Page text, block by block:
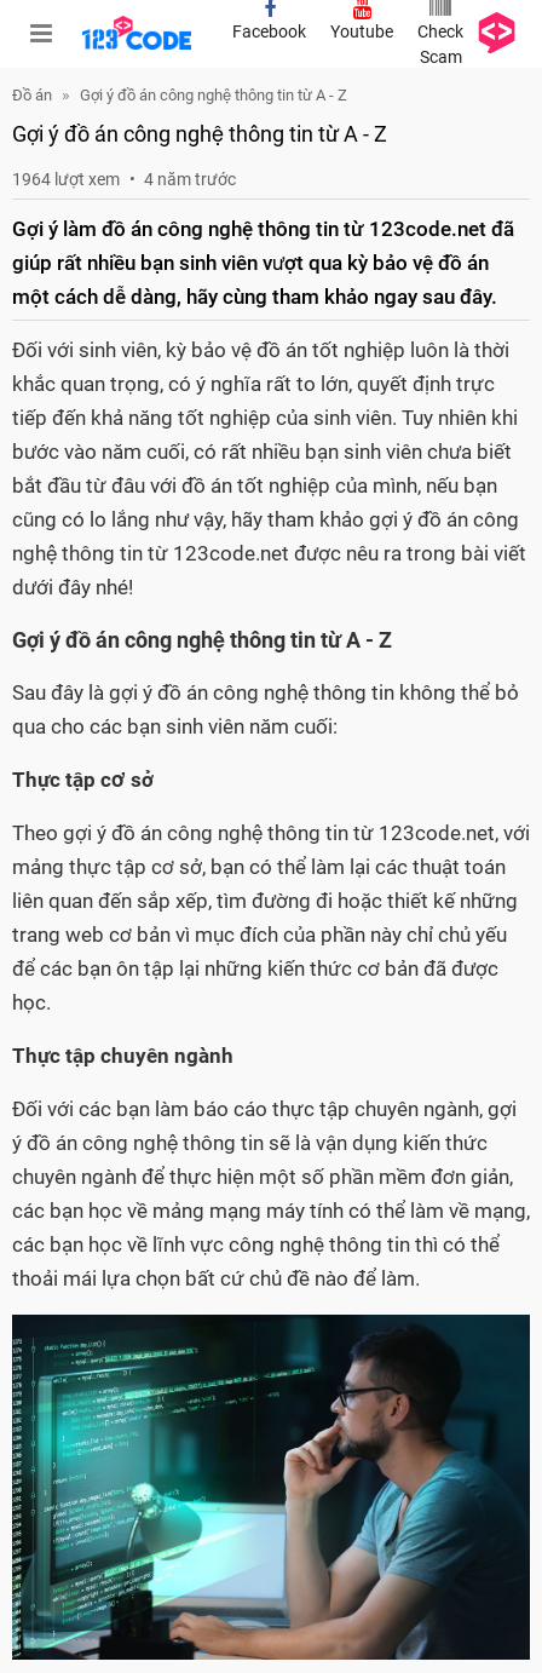
Facebook Youtube
Check
Scam
Đồ án Gợi ý đồ án công nghệ thông tin từ A - Z
Gợi ý đồ án công nghệ thông tin từ A - Z
1964 lượt xem 4 năm trước
Gợi ý làm đồ án công nghệ thông tin từ 123code.net đã
giúp rất nhiều bạn sinh viên vượt qua kỳ bảo vệ đồ án
một cách dễ dàng, hãy cùng tham khảo ngay sau đây.
Đối với sinh viên, kỳ bảo vệ đồ án tốt nghiệp luôn là thời
khắc quan trọng, có ý nghĩa rất to lớn, quyết định trực
tiếp đến khả năng tốt nghiệp của sinh viên. Tuy nhiên khi
bước vào năm cuối, có rất nhiều bạn sinh viên chưa biết
bắt đầu từ đâu với đồ án tốt nghiệp của mình, nếu bạn
cũng có lo lắng như vậy, hãy tham khảo gợi ý đồ án công
nghệ thông tin từ 123code.net được nêu ra trong bài viết
dưới đây nhé!
Gợi ý đồ án công nghệ thông tin từ A - Z
Sau đây là gợi ý đồ án công nghệ thông tin không thể bỏ
qua cho các bạn sinh viên năm cuối:
Thực tập cơ sở
Theo gợi ý đồ án công nghệ thông tin từ 123code.net, với
mảng thực tập cơ sở, bạn có thể làm lại các thuật toán
liên quan đến sắp xếp, tìm đường đi hoặc thiết kế những
trang web cơ bản vì mục đích của phần này chỉ chủ yếu
để các bạn ôn tập lại những kiến thức cơ bản đã được
học.
Thực tập chuyên ngành
Đối với các bạn làm báo cáo thực tập chuyên ngành, gợi
ý đồ án công nghệ thông tin sẽ là vận dụng kiến thức
chuyên ngành để thực hiện một số phần mềm đơn giản,
các bạn học về mảng mạng máy tính có thể làm về mạng,
các bạn học về lĩnh vực công nghệ thông tin thì có thể
thoải mái lựa chọn bất cứ chủ đề nào để làm.